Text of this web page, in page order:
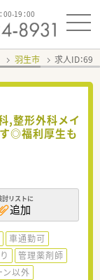
00-19：00
羽生市 求人ID：
,整形外科メイ
◎福利厚生も
討リストに
追加
車通勤可
管理薬剤師
ン以外